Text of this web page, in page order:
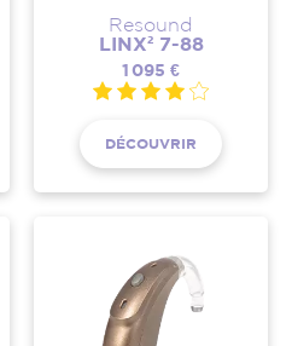
Resound
LINX² 7-88
1 095 €
DÉCOUVRIR